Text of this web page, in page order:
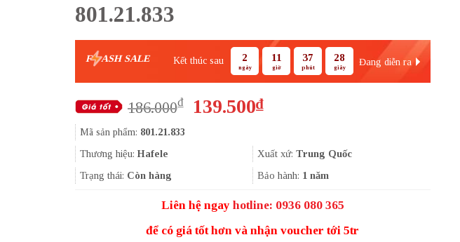
801.21.833
F ASH SALE Kết thúc sau 2
ngày
11
giờ
37
phút
27
giây
Đang diễn ra
186.000₫
Giá
186.000₫.
139.500₫Giá
là:
139.500₫.
Mã sản phẩm: 801.21.833
Thương hiệu:Hafele Xuất xứ:Trung Quốc
Trạng thái: Còn hàng Bảo hành: 1 năm
Liên hệ ngay hotline: 0936 080 365
để có giá tốt hơn và nhận voucher tới 5tr